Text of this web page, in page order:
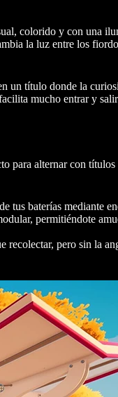
colorido y con una
la luz entre los
un título donde la
mucho entrar y
para alternar con títulos
tus baterías mediante
permitiéndote
pero sin la